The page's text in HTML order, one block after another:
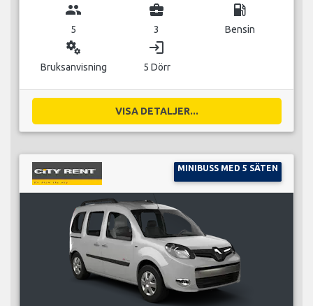
group
5
business_center
3
local_gas_station
Bensin
miscellaneous_services
Bruksanvisning
login
5 Dörr
VISA DETALJER...
MINIBUSS MED 5 SÄTEN